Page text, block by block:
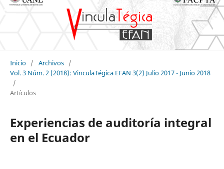
Inicio / Archivos /
Vol. 3 Núm. 2 (2018): VinculaTégica EFAN 3(2) Julio 2017 - Junio 2018
/
Artículos
Experiencias de auditoría integral
en el Ecuador